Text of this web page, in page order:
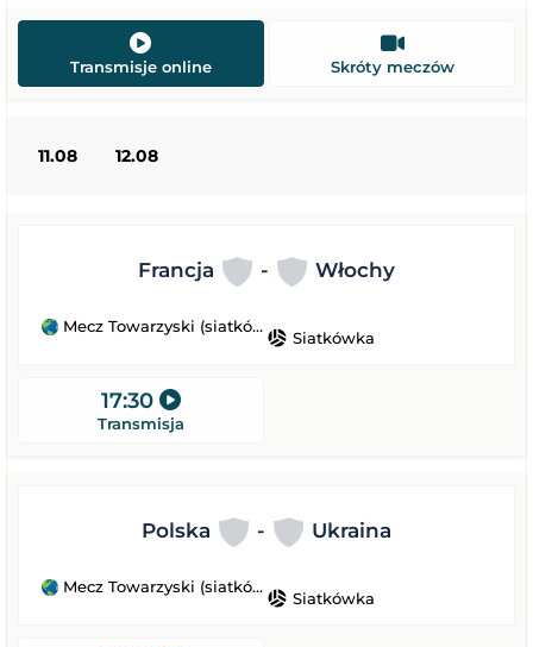
Transmisje online Skróty meczów
11.08 12.08
Francja - Włochy
Mecz Towarzyski (siatkówka)
sports_volleyball Siatkówka
17:30
Transmisja
Polska - Ukraina
Mecz Towarzyski (siatkówka)
sports_volleyball Siatkówka